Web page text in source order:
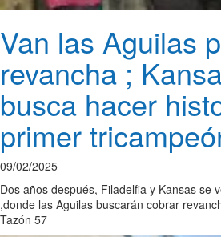
Van las Aguilas
revancha ;
busca hacer
primer
09/02/2025
Dos años después, Filadelfia y Kansas se
,donde las Aguilas buscarán cobrar
Tazón 57